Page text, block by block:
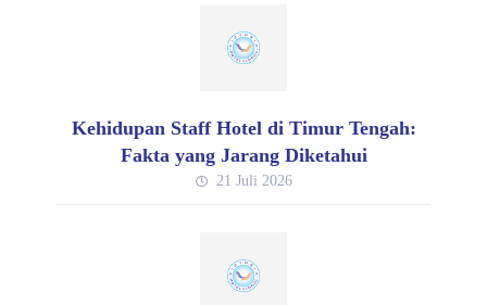
Kehidupan Staff Hotel di Timur Tengah:
Fakta yang Jarang Diketahui
21 Juli 2026